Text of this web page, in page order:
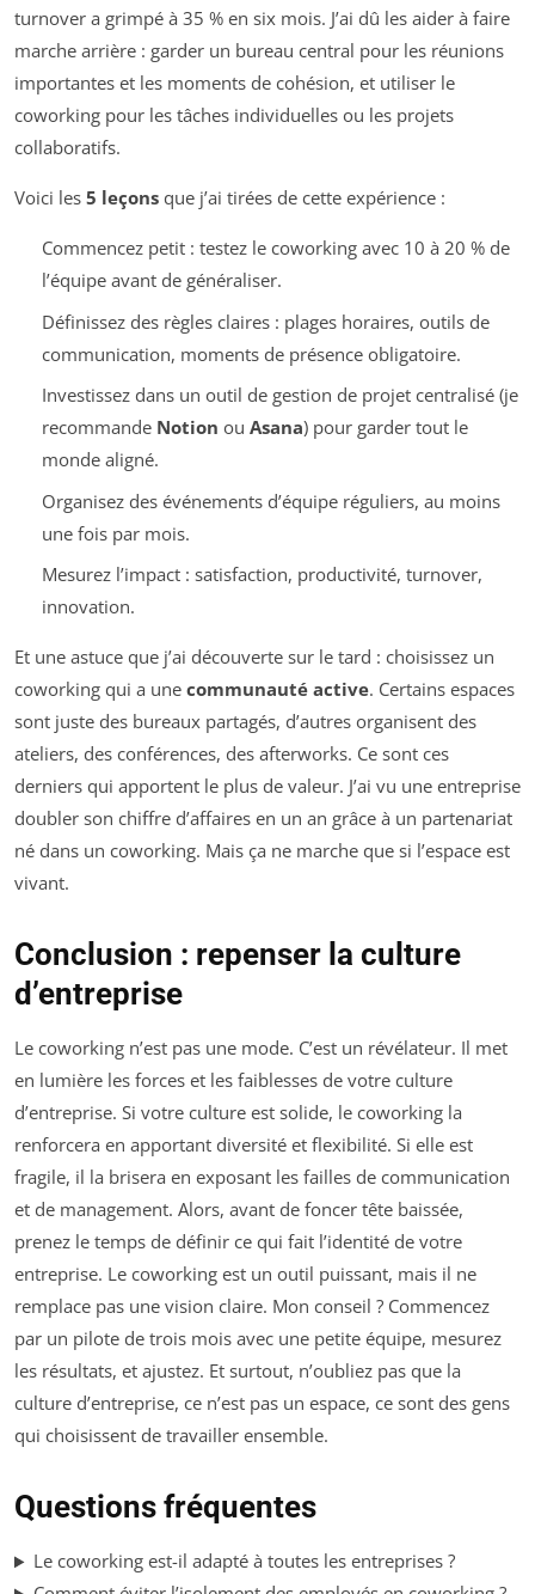
turnover a grimpé à 35 % en six mois. J’ai dû les aider à faire
marche arrière : garder un bureau central pour les réunions
importantes et les moments de cohésion, et utiliser le
coworking pour les tâches individuelles ou les projets
collaboratifs.
Voici les 5 leçons que j’ai tirées de cette expérience :
Commencez petit : testez le coworking avec 10 à 20 % de
l’équipe avant de généraliser.
Définissez des règles claires : plages horaires, outils de
communication, moments de présence obligatoire.
Investissez dans un outil de gestion de projet centralisé (je
recommande Notion ou Asana) pour garder tout le
monde aligné.
Organisez des événements d’équipe réguliers, au moins
une fois par mois.
Mesurez l’impact : satisfaction, productivité, turnover,
innovation.
Et une astuce que j’ai découverte sur le tard : choisissez un
coworking qui a une communauté active. Certains espaces
sont juste des bureaux partagés, d’autres organisent des
ateliers, des conférences, des afterworks. Ce sont ces
derniers qui apportent le plus de valeur. J’ai vu une entreprise
doubler son chiffre d’affaires en un an grâce à un partenariat
né dans un coworking. Mais ça ne marche que si l’espace est
vivant.
Conclusion : repenser la culture
d’entreprise
Le coworking n’est pas une mode. C’est un révélateur. Il met
en lumière les forces et les faiblesses de votre culture
d’entreprise. Si votre culture est solide, le coworking la
renforcera en apportant diversité et flexibilité. Si elle est
fragile, il la brisera en exposant les failles de communication
et de management. Alors, avant de foncer tête baissée,
prenez le temps de définir ce qui fait l’identité de votre
entreprise. Le coworking est un outil puissant, mais il ne
remplace pas une vision claire. Mon conseil ? Commencez
par un pilote de trois mois avec une petite équipe, mesurez
les résultats, et ajustez. Et surtout, n’oubliez pas que la
culture d’entreprise, ce n’est pas un espace, ce sont des gens
qui choisissent de travailler ensemble.
Questions fréquentes
Le coworking est-il adapté à toutes les entreprises ?